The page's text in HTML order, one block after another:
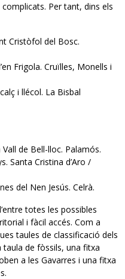
Per tant, dins els
Cristòfol del Bosc.
Frigola. Cruïlles, Monells i
i llécol. La Bisbal
de Bell-lloc. Palamós.
Santa Cristina d’Aro /
del Nen Jesús. Celrà.
totes les possibles
i fàcil accés. Com a
taules de classificació dels
taula de fòssils, una fitxa
a les Gavarres i una fitxa